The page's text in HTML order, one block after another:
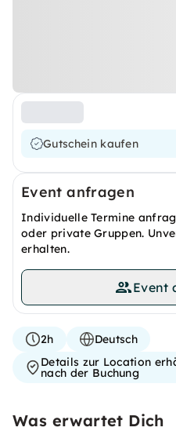
Gutschein kaufen
Event anfragen
Individuelle Termine
oder private Gruppen.
erhalten.
Event
2h
Deutsch
Details zur Location
nach der Buchung
Was erwartet Dich